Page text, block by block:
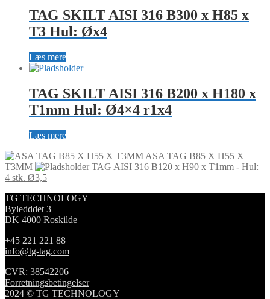
TAG SKILT AISI 316 B300 x H85 x
T3 Hul: Øx4
Læs mere
TAG SKILT AISI 316 B200 x H180 x
T1mm Hul: Ø4×4 r1x4
Læs mere
ASA TAG B85 X H55 X
T3MM
TAG AISI 316 B120 x H90 x T1mm - Hul:
4 stk. Ø3,5
TG TECHNOLOGY
Byledddet 3
DK 4000 Roskilde
+45 221 221 88
info@tg-tag.com
CVR: 38542206
Forretningsbetingelser
2024 © TG TECHNOLOGY